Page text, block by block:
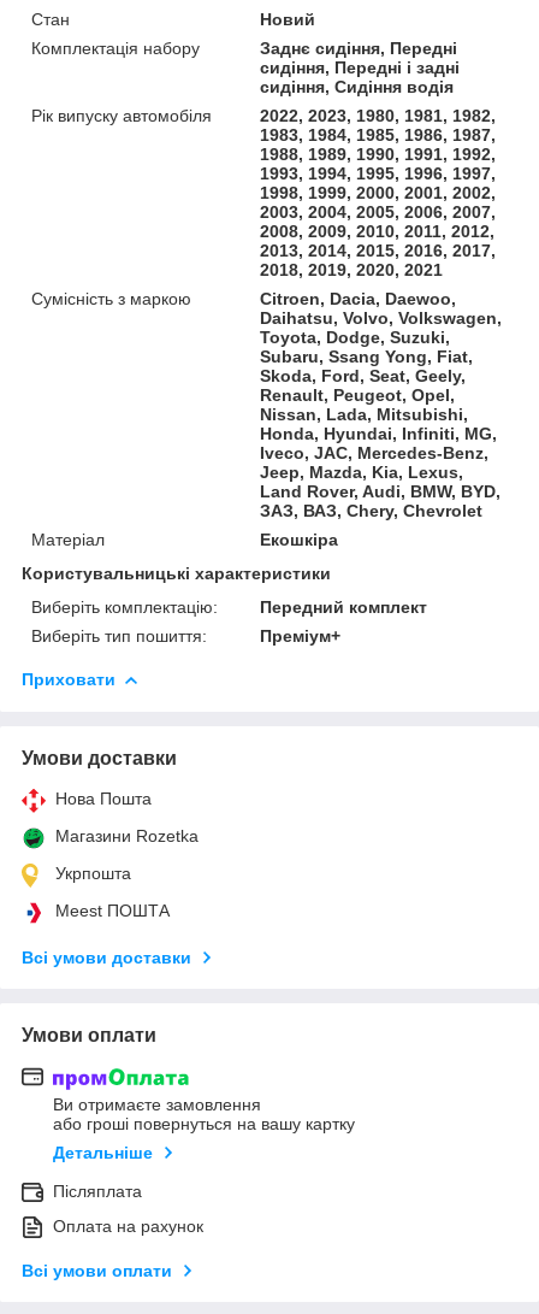
Стан
Новий
Комплектація набору
Заднє сидіння, Передні
сидіння, Передні і задні
сидіння, Сидіння водія
Рік випуску автомобіля
2022, 2023, 1980, 1981, 1982,
1983, 1984, 1985, 1986, 1987,
1988, 1989, 1990, 1991, 1992,
1993, 1994, 1995, 1996, 1997,
1998, 1999, 2000, 2001, 2002,
2003, 2004, 2005, 2006, 2007,
2008, 2009, 2010, 2011, 2012,
2013, 2014, 2015, 2016, 2017,
2018, 2019, 2020, 2021
Сумісність з маркою
Citroen, Dacia, Daewoo,
Daihatsu, Volvo, Volkswagen,
Toyota, Dodge, Suzuki,
Subaru, Ssang Yong, Fiat,
Skoda, Ford, Seat, Geely,
Renault, Peugeot, Opel,
Nissan, Lada, Mitsubishi,
Honda, Hyundai, Infiniti, MG,
Iveco, JAC, Mercedes-Benz,
Jeep, Mazda, Kia, Lexus,
Land Rover, Audi, BMW, BYD,
ЗАЗ, ВАЗ, Chery, Chevrolet
Матеріал
Екошкіра
Користувальницькі характеристики
Виберіть комплектацію:
Передний комплект
Виберіть тип пошиття:
Преміум+
Приховати
Умови доставки
Нова Пошта
Магазини Rozetka
Укрпошта
Meest ПОШТА
Всі умови доставки
Умови оплати
Ви отримаєте замовлення
або гроші повернуться на вашу картку
Детальніше
Післяплата
Оплата на рахунок
Всі умови оплати